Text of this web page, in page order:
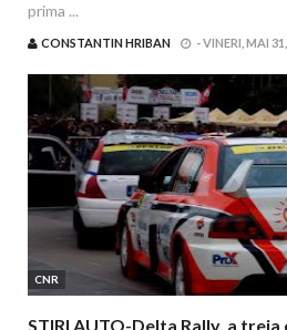
prima ...
CONSTANTIN HRIBAN -VINERI, MAI
CNR
STIRI AUTO-Delta Rally, a treia